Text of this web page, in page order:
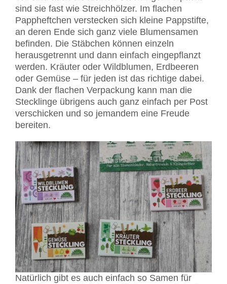
sind sie fast wie Streichhölzer. Im flachen
Pappheftchen verstecken sich kleine Pappstifte,
an deren Ende sich ganz viele Blumensamen
befinden. Die Stäbchen können einzeln
herausgetrennt und dann einfach eingepflanzt
werden. Kräuter oder Wildblumen, Erdbeeren
oder Gemüse – für jeden ist das richtige dabei.
Dank der flachen Verpackung kann man die
Stecklinge übrigens auch ganz einfach per Post
verschicken und so jemandem eine Freude
bereiten.
Natürlich gibt es auch einfach so Samen für